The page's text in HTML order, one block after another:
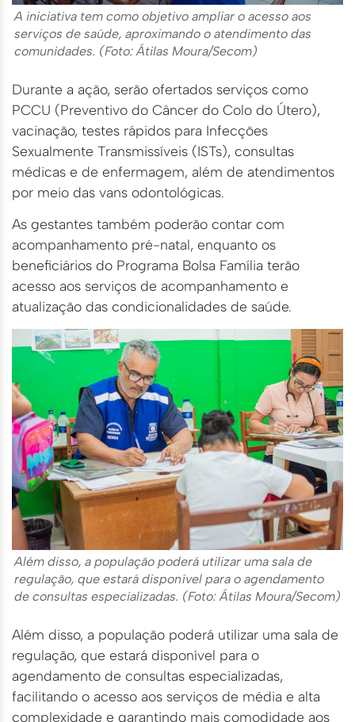
A iniciativa tem como objetivo ampliar o acesso aos
serviços de saúde, aproximando o atendimento das
comunidades. (Foto: Átilas Moura/Secom)
Durante a ação, serão ofertados serviços como
PCCU (Preventivo do Câncer do Colo do Útero),
vacinação, testes rápidos para Infecções
Sexualmente Transmissíveis (ISTs), consultas
médicas e de enfermagem, além de atendimentos
por meio das vans odontológicas.
As gestantes também poderão contar com
acompanhamento pré-natal, enquanto os
beneficiários do Programa Bolsa Família terão
acesso aos serviços de acompanhamento e
atualização das condicionalidades de saúde.
Além disso, a população poderá utilizar uma sala de
regulação, que estará disponível para o agendamento
de consultas especializadas. (Foto: Átilas Moura/Secom)
Além disso, a população poderá utilizar uma sala de
regulação, que estará disponível para o
agendamento de consultas especializadas,
facilitando o acesso aos serviços de média e alta
complexidade e garantindo mais comodidade aos